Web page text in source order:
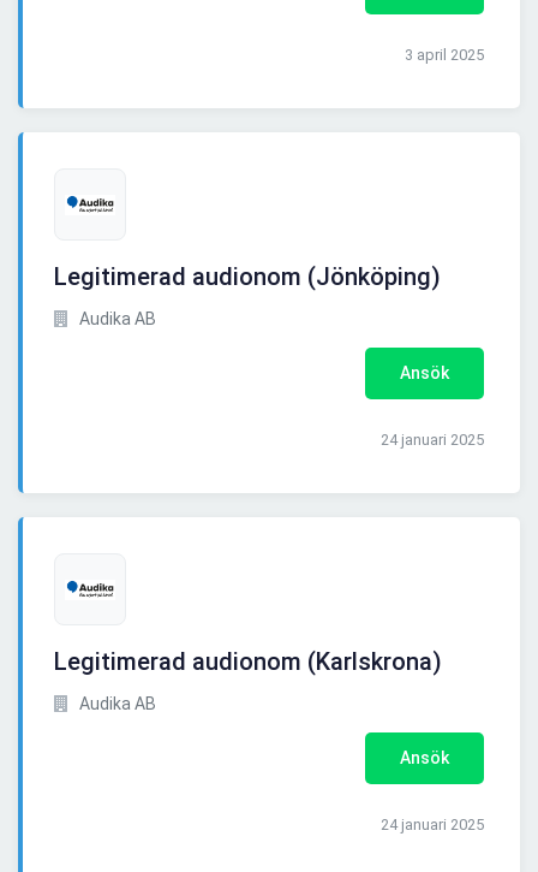
3 april 2025
Legitimerad audionom (Jönköping)
Audika AB
Ansök
24 januari 2025
Legitimerad audionom (Karlskrona)
Audika AB
Ansök
24 januari 2025